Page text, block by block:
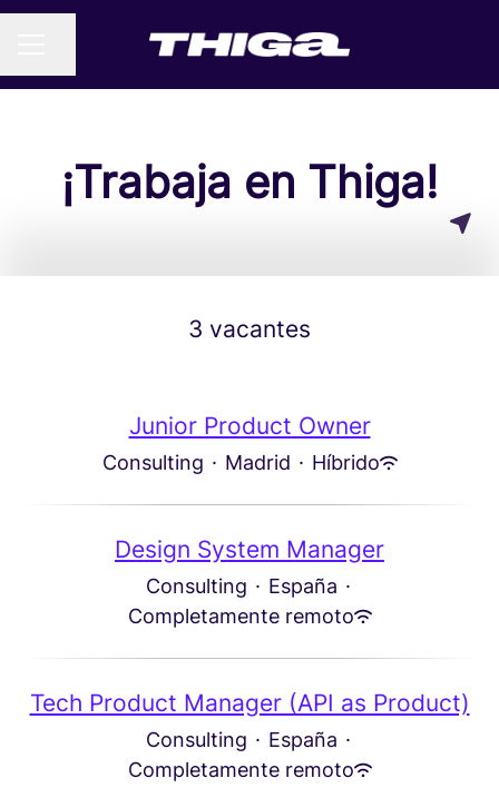
MENÚ DE EMPLEO
Compartir página
¡Trabaja en Thiga!
3 vacantes
Junior Product Owner
Consulting · Madrid · Híbrido
Design System Manager
Consulting · España ·
Completamente remoto
Tech Product Manager (API as Product)
Consulting · España ·
Completamente remoto